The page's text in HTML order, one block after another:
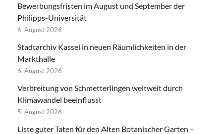
Bewerbungsfristen im August und September der
Philipps-Universität
6. August 2026
Stadtarchiv Kassel in neuen Räumlichkeiten in der
Markthalle
6. August 2026
Verbreitung von Schmetterlingen weltweit durch
Klimawandel beeinflusst
5. August 2026
Liste guter Taten für den Alten Botanischer Garten –